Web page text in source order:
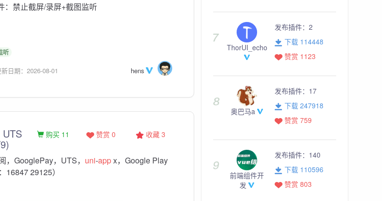
：禁止截屏/录屏+截图监听
听
新日期：2026-08-01 hens
收藏 3
赞赏 0
购买 11
，GooglePay，UTS， uni-appx，Google Play
29125）
ThorUI_echo
发布插件： 2
下载 114448
赞赏 1123
奥巴马a
发布插件： 17
下载 247918
赞赏 759
前端组件开
发
发布插件： 140
下载 110596
赞赏 803